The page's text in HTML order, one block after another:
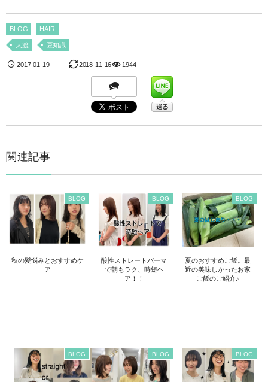
BLOG HAIR
大渡 豆知識
2017-01-19 2018-11-16 1944
関連記事
BLOG
秋の髪悩みとおすすめケ
ア
BLOG
酸性ストレートパーマ
で朝もラク、時短ヘ
ア！！
BLOG
夏のおすすめご飯。最
近の美味しかったお家
ご飯のご紹介♪
BLOG BLOG BLOG